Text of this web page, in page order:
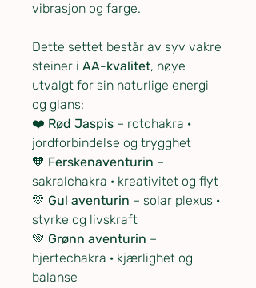
vibrasjon og farge.
Dette settet består av syv vakre
steiner i AA-kvalitet, nøye
utvalgt for sin naturlige energi
og glans:
❤️ Rød Jaspis – rotchakra ·
jordforbindelse og trygghet
🧡 Ferskenaventurin –
sakralchakra · kreativitet og flyt
💛 Gul aventurin – solar plexus ·
styrke og livskraft
💚 Grønn aventurin –
hjertechakra · kjærlighet og
balanse